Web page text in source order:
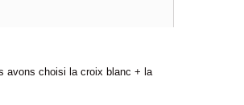
avons choisi la croix blanc + la